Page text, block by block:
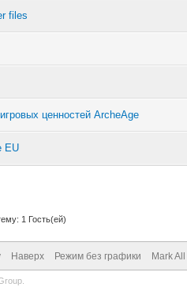
files
ценностей ArcheAge
EU
1 Гость(ей)
Наверх Режим без графики Mark